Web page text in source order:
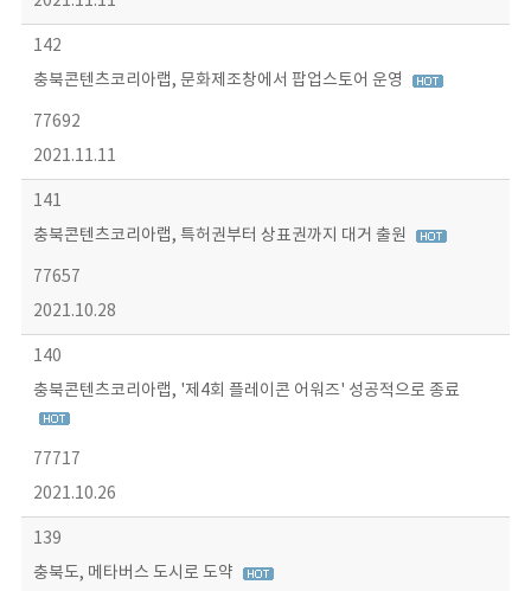
142
충북콘텐츠코리아랩, 문화제조창에서 팝업스토어 운영
77692
2021.11.11
141
충북콘텐츠코리아랩, 특허권부터 상표권까지 대거 출원
77657
2021.10.28
140
충북콘텐츠코리아랩, '제4회 플레이콘 어워즈' 성공적으로 종료
77717
2021.10.26
139
충북도, 메타버스 도시로 도약